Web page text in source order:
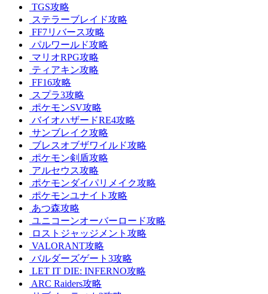
TGS攻略
ステラーブレイド攻略
FF7リバース攻略
パルワールド攻略
マリオRPG攻略
ティアキン攻略
FF16攻略
スプラ3攻略
ポケモンSV攻略
バイオハザードRE4攻略
サンブレイク攻略
ブレスオブザワイルド攻略
ポケモン剣盾攻略
アルセウス攻略
ポケモンダイパリメイク攻略
ポケモンユナイト攻略
あつ森攻略
ユニコーンオーバーロード攻略
ロストジャッジメント攻略
VALORANT攻略
バルダーズゲート3攻略
LET IT DIE: INFERNO攻略
ARC Raiders攻略